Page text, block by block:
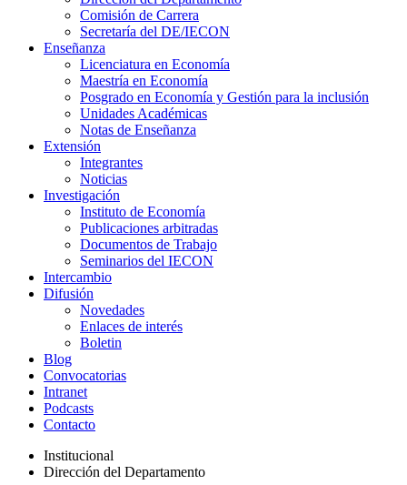
Comisión de Carrera
Secretaría del DE/IECON
Enseñanza
Licenciatura en Economía
Maestría en Economía
Posgrado en Economía y Gestión para la inclusión
Unidades Académicas
Notas de Enseñanza
Extensión
Integrantes
Noticias
Investigación
Instituto de Economía
Publicaciones arbitradas
Documentos de Trabajo
Seminarios del IECON
Intercambio
Difusión
Novedades
Enlaces de interés
Boletin
Blog
Convocatorias
Intranet
Podcasts
Contacto
Institucional
Dirección del Departamento